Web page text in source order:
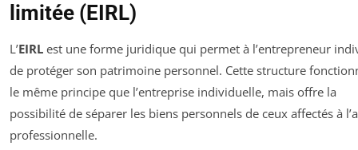
limitée (EIRL)
L’EIRL est une forme juridique qui permet à l’entrepreneur
de protéger son patrimoine personnel. Cette structure
le même principe que l’entreprise individuelle, mais offre la
possibilité de séparer les biens personnels de ceux affectés à
professionnelle.